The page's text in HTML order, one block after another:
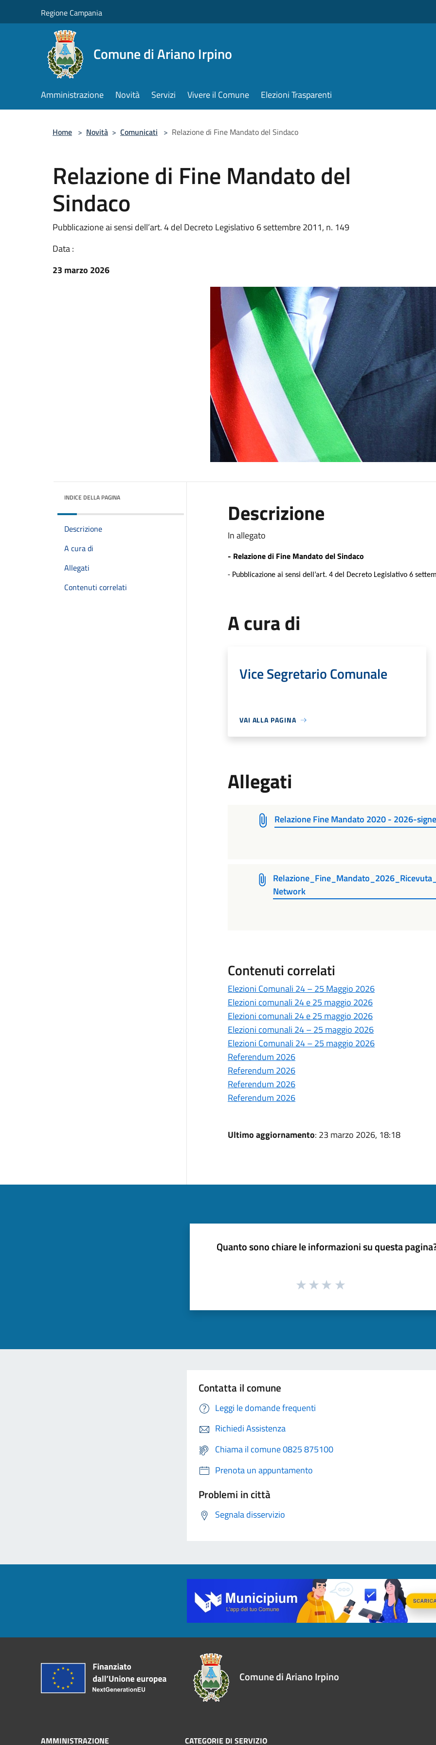
Regione Campania
Comune di Ariano Irpino
Amministrazione Novità Servizi Vivere il Comune Elezioni Trasparenti
Home > Novità > Comunicati > Relazione di Fine Mandato del Sindaco
Relazione di Fine Mandato del
Sindaco
Pubblicazione ai sensi dell’art. 4 del Decreto Legislativo 6 settembre 2011, n. 149
Data :
23 marzo 2026
INDICE DELLA PAGINA
Descrizione
A cura di
Allegati
Contenuti correlati
Descrizione
In allegato
- Relazione di Fine Mandato del Sindaco
- Pubblicazione ai sensi dell’art. 4 del Decreto Legislativo 6
A cura di
Vice Segretario Comunale
VAI ALLA PAGINA
Allegati
Relazione Fine Mandato 2020 - 2026-
Network
Contenuti correlati
Elezioni Comunali 24 – 25 Maggio 2026
Elezioni comunali 24 e 25 maggio 2026
Elezioni comunali 24 e 25 maggio 2026
Elezioni comunali 24 – 25 maggio 2026
Elezioni Comunali 24 – 25 maggio 2026
Referendum 2026
Referendum 2026
Referendum 2026
Referendum 2026
Ultimo aggiornamento: 23 marzo 2026, 18:18
Quanto sono chiare le informazioni su questa
Contatta il comune
Leggi le domande frequenti
Richiedi Assistenza
Chiama il comune 0825 875100
Prenota un appuntamento
Problemi in città
Segnala disservizio
Comune di Ariano Irpino
AMMINISTRAZIONE CATEGORIE DI SERVIZIO